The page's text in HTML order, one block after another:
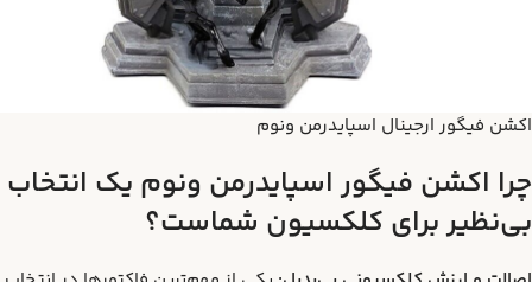
اکشن فیگور ارجینال اسپایدرمن ونوم
چرا اکشن فیگور اسپایدرمن ونوم یک انتخاب
بی‌نظیر برای کلکسیون شماست؟